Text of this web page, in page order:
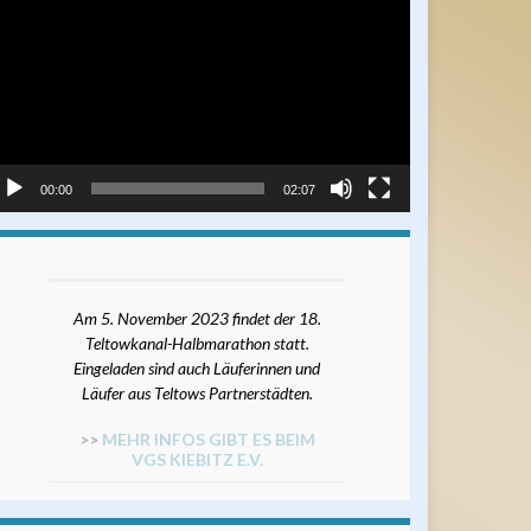
00:00 02:07
Am 5. November 2023 findet der 18.
Teltowkanal-Halbmarathon statt.
Eingeladen sind auch Läuferinnen und
Läufer aus Teltows Partnerstädten.
>> MEHR INFOS GIBT ES BEIM
VGS KIEBITZ E.V.